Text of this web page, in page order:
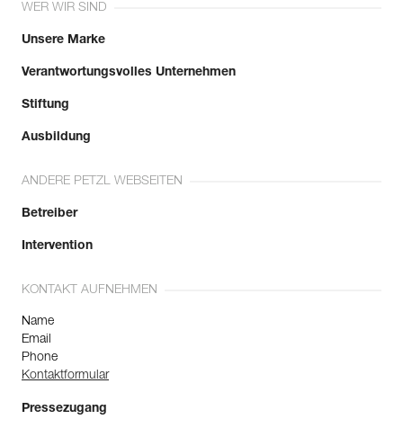
WER WIR SIND
Unsere Marke
Verantwortungsvolles Unternehmen
Stiftung
Ausbildung
ANDERE PETZL WEBSEITEN
Betreiber
Intervention
KONTAKT AUFNEHMEN
Name
Email
Phone
Kontaktformular
Pressezugang